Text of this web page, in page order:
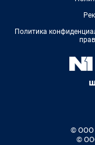
Политика
© ООО
©